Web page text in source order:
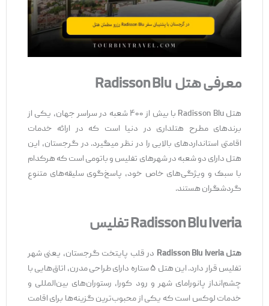
معرفی هتلRadisson Blu
هتل Radisson Blu با بیش از ۴۰۰ شعبه در سراسر جهان، یکی از
برندهای مطرح هتلداری در دنیا است که در ارائه خدمات
اقامتی استانداردهای بالایی را در نظر میگیرد. در گرجستان، این
هتل دارای دو شعبه در شهرهای تفلیس و باتومی است که هرکدام
با سبک و ویژگی‌های خاص خود، پاسخ‌گوی سلیقه‌های متنوع
گردشگران هستند.
Radisson Blu Iveriaتفلیس
هتلRadisson Blu Iveria
در قلب پایتخت گرجستان، یعنی شهر
تفلیس قرار دارد. این هتل ۵ ستاره دارای طراحی مدرن، اتاق‌هایی با
چشم‌انداز پانورامای شهر و رود کورا، رستوران‌های بین‌المللی و
خدمات لوکس است که یکی از محبوب‌ترین گزینه‌ها برای اقامت